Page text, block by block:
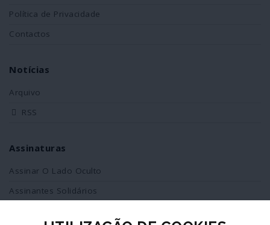
Política de Privacidade
Contactos
Notícias
Arquivo
RSS
Assinaturas
Assinar O Lado Oculto
Assinantes Solidários